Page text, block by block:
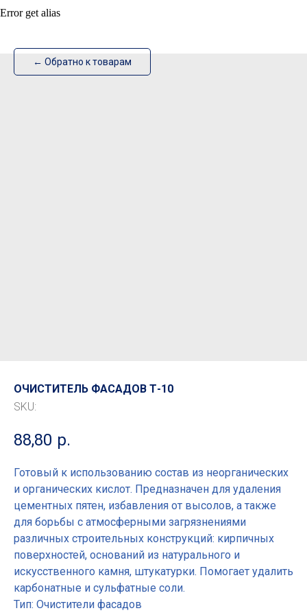
ИзотехПро
← Обратно к товарам
Error get alias
ОЧИСТИТЕЛЬ ФАСАДОВ Т-10
SKU:
88,80 р.
Готовый к использованию состав из неорганических
и органических кислот. Предназначен для удаления
цементных пятен, избавления от высолов, а также
для борьбы с атмосферными загрязнениями
различных строительных конструкций: кирпичных
поверхностей, оснований из натурального и
искусственного камня, штукатурки. Помогает удалить
карбонатные и сульфатные соли.
Тип: Очистители фасадов